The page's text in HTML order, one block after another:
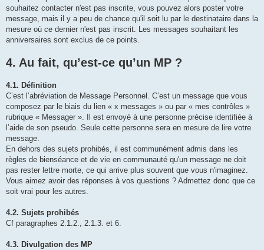
souhaitez contacter n'est pas inscrite, vous pouvez alors poster votre
message, mais il y a peu de chance qu'il soit lu par le destinataire dans la
mesure où ce dernier n'est pas inscrit. Les messages souhaitant les
anniversaires sont exclus de ce points.
4. Au fait, qu’est-ce qu’un MP ?
4.1. Définition
C’est l’abréviation de Message Personnel. C’est un message que vous
composez par le biais du lien « x messages » ou par « mes contrôles »
rubrique « Messager ». Il est envoyé à une personne précise identifiée à
l’aide de son pseudo. Seule cette personne sera en mesure de lire votre
message.
En dehors des sujets prohibés, il est communément admis dans les
règles de bienséance et de vie en communauté qu'un message ne doit
pas rester lettre morte, ce qui arrive plus souvent que vous n'imaginez.
Vous aimez avoir des réponses à vos questions ? Admettez donc que ce
soit vrai pour les autres.
4.2. Sujets prohibés
Cf paragraphes 2.1.2., 2.1.3. et 6.
4.3. Divulgation des MP